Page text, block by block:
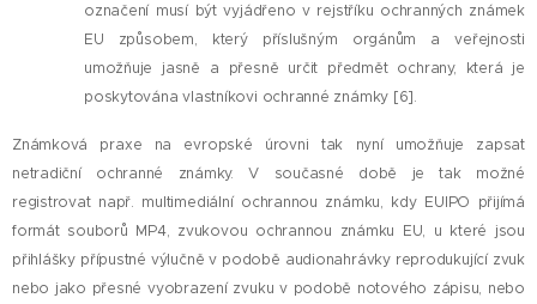
označení musí být vyjádřeno v rejstříku ochranných známek
EU způsobem, který příslušným orgánům a veřejnosti
umožňuje jasně a přesně určit předmět ochrany, která je
poskytována vlastníkovi ochranné známky [6].
Známková praxe na evropské úrovni tak nyní umožňuje zapsat
netradiční ochranné známky. V současné době je tak možné
registrovat např. multimediální ochrannou známku, kdy EUIPO přijímá
formát souborů MP4, zvukovou ochrannou známku EU, u které jsou
přihlášky přípustné výlučně v podobě audionahrávky reprodukující zvuk
nebo jako přesné vyobrazení zvuku v podobě notového zápisu, nebo